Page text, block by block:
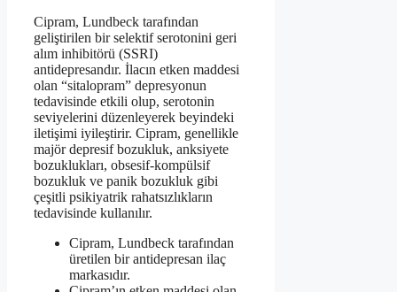
Cipram, Lundbeck tarafından
geliştirilen bir selektif serotonini geri
alım inhibitörü (SSRI)
antidepresandır. İlacın etken maddesi
olan “sitalopram” depresyonun
tedavisinde etkili olup, serotonin
seviyelerini düzenleyerek beyindeki
iletişimi iyileştirir. Cipram, genellikle
majör depresif bozukluk, anksiyete
bozuklukları, obsesif-kompülsif
bozukluk ve panik bozukluk gibi
çeşitli psikiyatrik rahatsızlıkların
tedavisinde kullanılır.
Cipram, Lundbeck tarafından
üretilen bir antidepresan ilaç
markasıdır.